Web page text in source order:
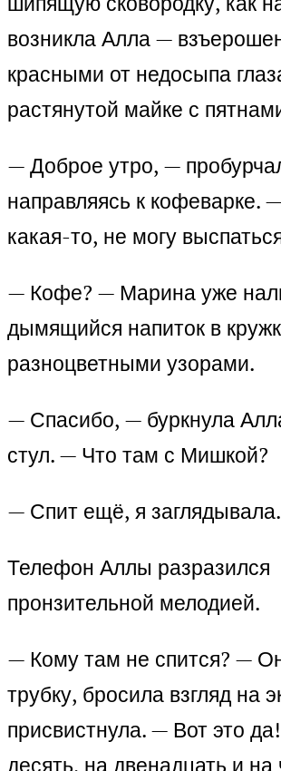
возникла Алла —
красными от недосыпа
растянутой майке с
— Доброе утро, —
направляясь к кофеварке.
какая-то, не могу
— Кофе? — Марина уже
дымящийся напиток в
разноцветными узорами.
— Спасибо, — буркнула
стул. — Что там с Мишкой?
— Спит ещё, я заглядывала.
Телефон Аллы разразился
пронзительной мелодией.
— Кому там не спится? —
трубку, бросила взгляд на
присвистнула. — Вот это
десять, на двенадцать и